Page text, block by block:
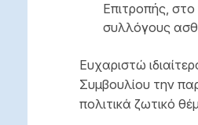
Επιτροπής,
συλλόγους
Ευχαριστώ
Συμβουλίου την
πολιτικά ζωτικό